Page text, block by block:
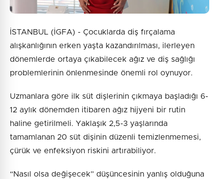
İSTANBUL (İGFA) - Çocuklarda diş fırçalama
alışkanlığının erken yaşta kazandırılması, ilerleyen
dönemlerde ortaya çıkabilecek ağız ve diş sağlığı
problemlerinin önlenmesinde önemli rol oynuyor.
Uzmanlara göre ilk süt dişlerinin çıkmaya başladığı 6-
12 aylık dönemden itibaren ağız hijyeni bir rutin
haline getirilmeli. Yaklaşık 2,5-3 yaşlarında
tamamlanan 20 süt dişinin düzenli temizlenmemesi,
çürük ve enfeksiyon riskini artırabiliyor.
“Nasıl olsa değişecek” düşüncesinin yanlış olduğuna